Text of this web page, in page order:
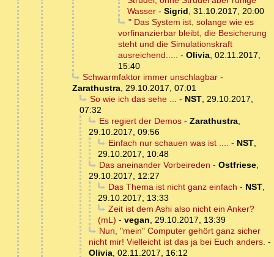
Wasser - Sigrid, 31.10.2017, 20:00
" Das System ist, solange wie es
vorfinanzierbar bleibt, die Besicherung
steht und die Simulationskraft
ausreichend..... - Olivia, 02.11.2017,
15:40
Schwarmfaktor immer unschlagbar-
Zarathustra, 29.10.2017, 07:01
So wie ich das sehe ... - NST, 29.10.2017,
07:32
Es regiert der Demos- Zarathustra,
29.10.2017, 09:56
Einfach nur schauen was ist .... - NST,
29.10.2017, 10:48
Das aneinander Vorbeireden - Ostfriese,
29.10.2017, 12:27
Das Thema ist nicht ganz einfach - NST,
29.10.2017, 13:33
Zeit ist dem Ashi also nicht ein Anker?
(mL) - vegan, 29.10.2017, 13:39
Nun, "mein" Computer gehört ganz sicher
nicht mir! Vielleicht ist das ja bei Euch anders. -
Olivia, 02.11.2017, 16:12